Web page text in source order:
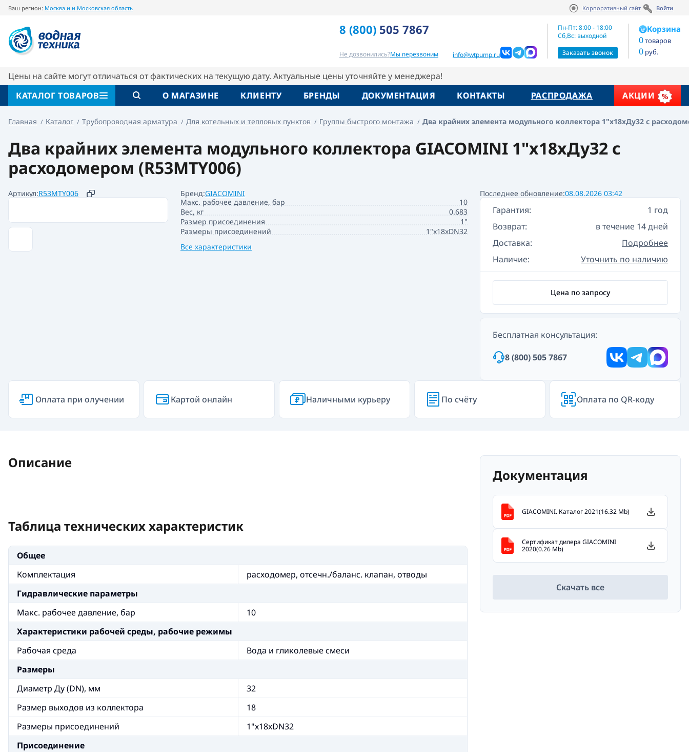
Ваш регион: Москва и и Московская область Корпоративный сайт Войти
8 (800) 505 7867
Не дозвонились?Мы перезвоним info@wtpump.ru
Пн-Пт: 8:00 - 18:00
Сб,Вс: выходной
Заказать звонок
Корзина
0товаров
0 руб.
Цены на сайте могут отличаться от фактических на текущую дату. Актуальные цены уточняйте у менеджера!
КАТАЛОГ ТОВАРОВ
О МАГАЗИНЕ КЛИЕНТУ БРЕНДЫ ДОКУМЕНТАЦИЯ КОНТАКТЫ РАСПРОДАЖА АКЦИИ
Главная Каталог Трубопроводная арматура Для котельных и тепловых пунктов Группы быстрого монтажа Два крайних элемента модульного коллектора 1"x18xДу32 с
Два крайних элемента модульного коллектора GIACOMINI 1"x18xДу32 с
расходомером (R53MTY006)
Артикул:R53MTY006 Бренд:GIACOMINI Последнее обновление:08.08.2026 03:42
Макс. рабочее давление, бар
10
Вес, кг
0.683
Размер присоединения
1"
Размеры присоединений
1"x18xDN32
Все характеристики
Гарантия:
1 год
Возврат:
в течение 14 дней
Доставка:
Подробнее
Наличие:
Уточнить по наличию
Цена по запросу
Бесплатная консультация:
8 (800) 505 7867
Оплата при олучении Картой онлайн Наличными курьеру По счёту Оплата по QR-коду
Вопрос-ответ Похожие товары
Описание
Таблица технических характеристик
Общее
Комплектация
расходомер, отсечн./баланс. клапан, отводы
Гидравлические параметры
Макс. рабочее давление, бар
10
Xарактеристики рабочей среды, рабочие режимы
Рабочая среда
Вода и гликолевые смеси
Размеры
Диаметр Ду (DN), мм
32
Размер выходов из коллектора
18
Размеры присоединений
1"x18xDN32
Присоединение
Документация
GIACOMINI. Каталог 2021(16.32 Mb)
Сертификат дилера GIACOMINI
2020(0.26 Mb)
Скачать все